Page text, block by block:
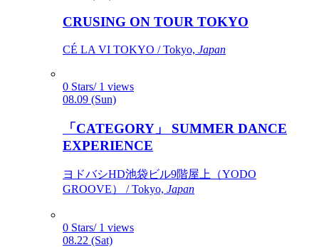
CRUSING ON TOUR TOKYO
CÉ LA VI TOKYO / Tokyo, Japan
0 Stars/ 1 views
08.09 (Sun)
「CATEGORY」 SUMMER DANCE
EXPERIENCE
ヨドバシHD池袋ビル9階屋上（YODO
GROOVE） / Tokyo, Japan
0 Stars/ 1 views
08.22 (Sat)